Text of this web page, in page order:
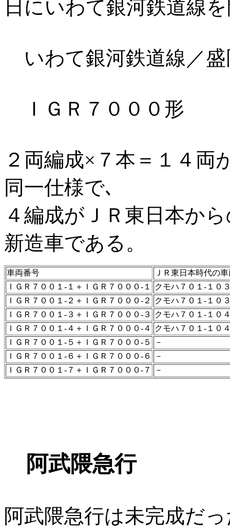
日にいわて銀河鉄道線
いわて銀河鉄道線／盛
ＩＧＲ７０００形
２両編成×７本＝１４両
同一仕様で､
４編成がＪＲ東日本か
新造車である。
車両番号
ＪＲ東日本時代の
ＩＧＲ７００１-１＋ＩＧＲ７０００-１
クモハ７０１-１０
ＩＧＲ７００１-２＋ＩＧＲ７０００-２
クモハ７０１-１０
ＩＧＲ７００１-３＋ＩＧＲ７０００-３
クモハ７０１-１０
ＩＧＲ７００１-４＋ＩＧＲ７０００-４
クモハ７０１-１０
ＩＧＲ７００１-５＋ＩＧＲ７０００-５
－
ＩＧＲ７００１-６＋ＩＧＲ７０００-６
－
ＩＧＲ７００１-７＋ＩＧＲ７０００-７
－
阿武隈急行
阿武隈急行は未完成だ